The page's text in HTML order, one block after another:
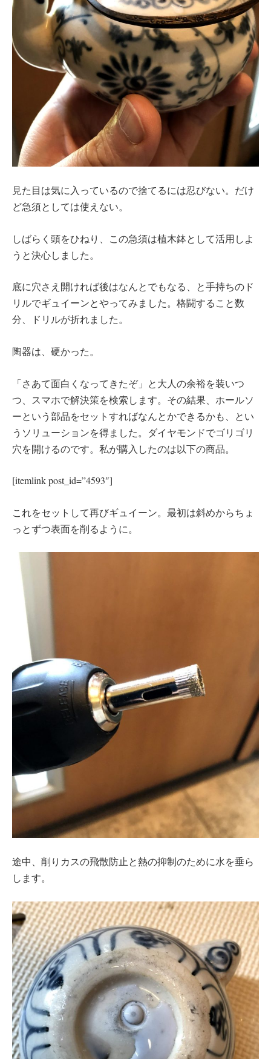
見た目は気に入っているので捨てるには忍びない。だけ
ど急須としては使えない。
しばらく頭をひねり、この急須は植木鉢として活用しよ
うと決心しました。
底に穴さえ開ければ後はなんとでもなる、と手持ちのド
リルでギュイーンとやってみました。格闘すること数
分、ドリルが折れました。
陶器は、硬かった。
「さあて面白くなってきたぞ」と大人の余裕を装いつ
つ、スマホで解決策を検索します。その結果、ホールソ
ーという部品をセットすればなんとかできるかも、とい
うソリューションを得ました。ダイヤモンドでゴリゴリ
穴を開けるのです。私が購入したのは以下の商品。
[itemlink post_id=”4593″]
これをセットして再びギュイーン。最初は斜めからちょ
っとずつ表面を削るように。
途中、削りカスの飛散防止と熱の抑制のために水を垂ら
します。